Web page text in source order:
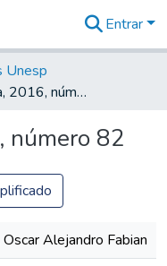
Entrar
Unesp
Unesp Informa, 2016, número 82
número 82
Alejandro Fabian